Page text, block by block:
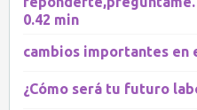
0.42 min
cambios importantes en
¿Cómo será tu futuro